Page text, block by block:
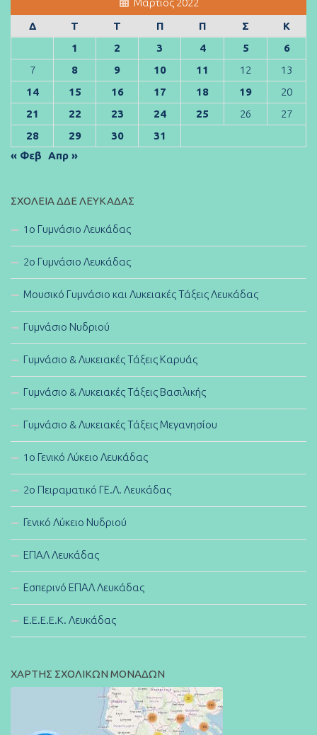
Μάρτιος 2022
Δ
Τ Τ Π Π Σ
Κ
1
2 3 4 5
6
7
8 9 10 11 12
13
14
15 16 17 18 19
20
21
22 23 24 25 26
27
28
29 30
31
« Φεβ Απρ »
ΣΧΟΛΕΊΑ ΔΔΕ ΛΕΥΚΆΔΑΣ
1ο Γυμνάσιο Λευκάδας
2ο Γυμνάσιο Λευκάδας
Μουσικό Γυμνάσιο και Λυκειακές Τάξεις Λευκάδας
Γυμνάσιο Νυδριού
Γυμνάσιο & Λυκειακές Τάξεις Καρυάς
Γυμνάσιο & Λυκειακές Τάξεις Βασιλικής
Γυμνάσιο & Λυκειακές Τάξεις Μεγανησίου
1ο Γενικό Λύκειο Λευκάδας
2ο Πειραματικό ΓΕ.Λ. Λευκάδας
Γενικό Λύκειο Νυδριού
ΕΠΑΛ Λευκάδας
Εσπερινό ΕΠΑΛ Λευκάδας
E.E.E.E.K. Λευκάδας
ΧΑΡΤΗΣ ΣΧΟΛΙΚΩΝ ΜΟΝΑΔΩΝ